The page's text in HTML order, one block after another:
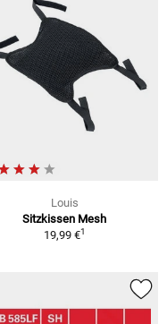
Louis
Sitzkissen Mesh
19,99 €1